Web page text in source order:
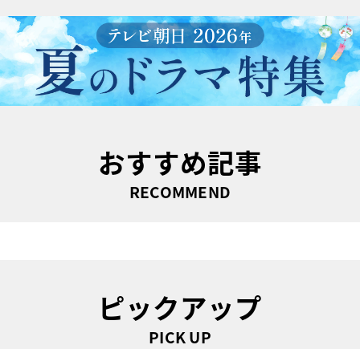
おすすめ記事
RECOMMEND
ピックアップ
PICK UP